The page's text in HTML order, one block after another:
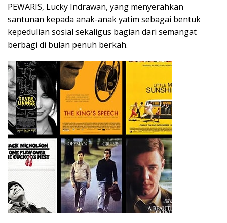
PEWARIS, Lucky Indrawan, yang menyerahkan
santunan kepada anak-anak yatim sebagai bentuk
kepedulian sosial sekaligus bagian dari semangat
berbagi di bulan penuh berkah.